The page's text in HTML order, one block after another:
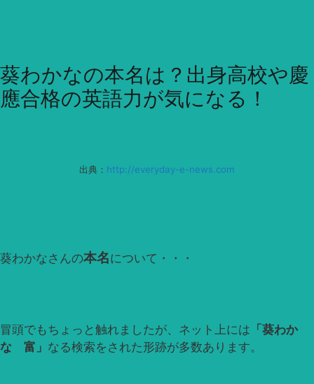
葵わかなの本名は？出身高校や慶
應合格の英語力が気になる！
出典： http://everyday-e-news.com
葵わかなさんの本名について・・・
冒頭でもちょっと触れましたが、ネット上には 「葵わか
な 富」 なる検索をされた形跡が多数あります。